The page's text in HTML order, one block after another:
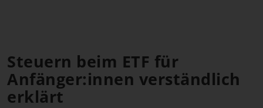
Steuern beim ETF für
Anfänger:innen verständlich
erklärt